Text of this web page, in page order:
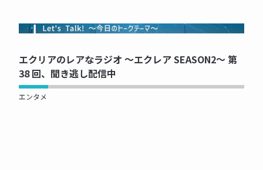
NOW PRINTING...
エクリアのレアなラジオ ～エクレア SEASON2～ 第
38 回、聞き逃し配信中
エンタメ